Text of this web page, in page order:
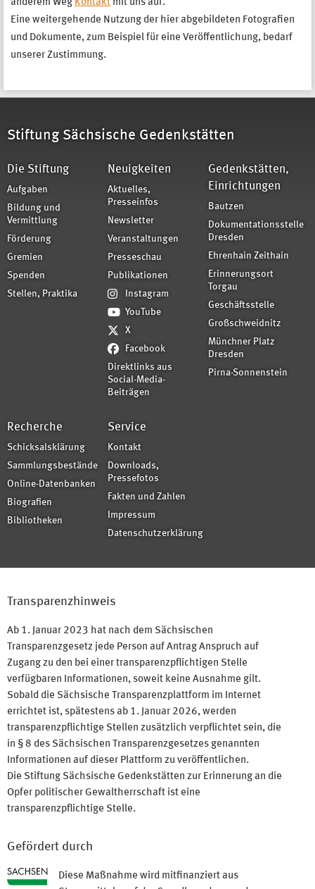
anderem Weg Kontakt mit uns auf.
Eine weitergehende Nutzung der hier abgebildeten Fotografien
und Dokumente, zum Beispiel für eine Veröffentlichung, bedarf
unserer Zustimmung.
Stiftung Sächsische Gedenkstätten
Die Stiftung
Aufgaben
Bildung und
Vermittlung
Förderung
Gremien
Spenden
Stellen, Praktika
Neuigkeiten
Aktuelles,
Presseinfos
Newsletter
Veranstaltungen
Presseschau
Publikationen
Instagram
YouTube
X
Facebook
Direktlinks aus
Social-Media-
Beiträgen
Gedenkstätten,
Einrichtungen
Bautzen
Dokumentationsstelle
Dresden
Ehrenhain Zeithain
Erinnerungsort
Torgau
Geschäftsstelle
Großschweidnitz
Münchner Platz
Dresden
Pirna-Sonnenstein
Recherche
Schicksalsklärung
Sammlungsbestände
Online-Datenbanken
Biografien
Bibliotheken
Service
Kontakt
Downloads,
Pressefotos
Fakten und Zahlen
Impressum
Datenschutzerklärung
Transparenzhinweis
Ab 1. Januar 2023 hat nach dem Sächsischen
Transparenzgesetz jede Person auf Antrag Anspruch auf
Zugang zu den bei einer transparenzpflichtigen Stelle
verfügbaren Informationen, soweit keine Ausnahme gilt.
Sobald die Sächsische Transparenzplattform im Internet
errichtet ist, spätestens ab 1. Januar 2026, werden
transparenzpflichtige Stellen zusätzlich verpflichtet sein, die
in § 8 des Sächsischen Transparenzgesetzes genannten
Informationen auf dieser Plattform zu veröffentlichen.
Die Stiftung Sächsische Gedenkstätten zur Erinnerung an die
Opfer politischer Gewaltherrschaft ist eine
transparenzpflichtige Stelle.
Gefördert durch
Diese Maßnahme wird mitfinanziert aus